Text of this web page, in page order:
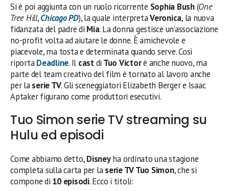
Si è poi aggiunta con un ruolo ricorrente Sophia Bush(One
Tree Hill,Chicago PD), la quale interpretaVeronica, la nuova
fidanzata del padre di Mia. La donna gestisce un’associazione
no-profit volta ad aiutare le donne. È amichevole e
piacevole, ma tosta e determinata quando serve. Così
riportaDeadline. Il castdi Tuo Victorè anche nuovo, ma
parte del team creativo del film è tornato al lavoro anche
per laserie TV. Gli sceneggiatori Elizabeth Berger e Isaac
Aptaker figurano come produttori esecutivi.
Tuo Simon serie TV streaming su
Hulu ed episodi
Come abbiamo detto,Disneyha ordinato una stagione
completa sulla carta per laserie TV Tuo Simon, che si
compone di 10 episodi. Ecco i titoli: